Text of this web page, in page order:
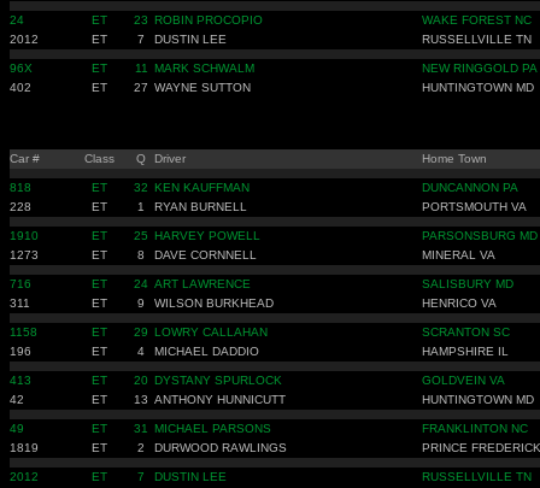
24 ET 23 ROBIN PROCOPIO
WAKE FOREST NC
2012
ET 7 DUSTIN LEE RUSSELLVILLE TN
96X ET 11 MARK SCHWALM
NEW RINGGOLD PA
402
ET 27 WAYNE SUTTON HUNTINGTOWN MD
Car # Class Q Driver Home Town
818 ET 32 KEN KAUFFMAN
DUNCANNON PA
228
ET 1 RYAN BURNELL PORTSMOUTH VA
1910 ET 25 HARVEY POWELL
PARSONSBURG MD
1273
ET 8 DAVE CORNNELL MINERAL VA
716 ET 24 ART LAWRENCE
SALISBURY MD
311
ET 9 WILSON BURKHEAD HENRICO VA
1158 ET 29 LOWRY CALLAHAN
SCRANTON SC
196
ET 4 MICHAEL DADDIO HAMPSHIRE IL
413 ET 20 DYSTANY SPURLOCK
GOLDVEIN VA
42
ET 13 ANTHONY HUNNICUTT HUNTINGTOWN MD
49 ET 31 MICHAEL PARSONS
FRANKLINTON NC
1819
ET 2 DURWOOD RAWLINGS PRINCE
2012 ET 7 DUSTIN LEE
RUSSELLVILLE TN